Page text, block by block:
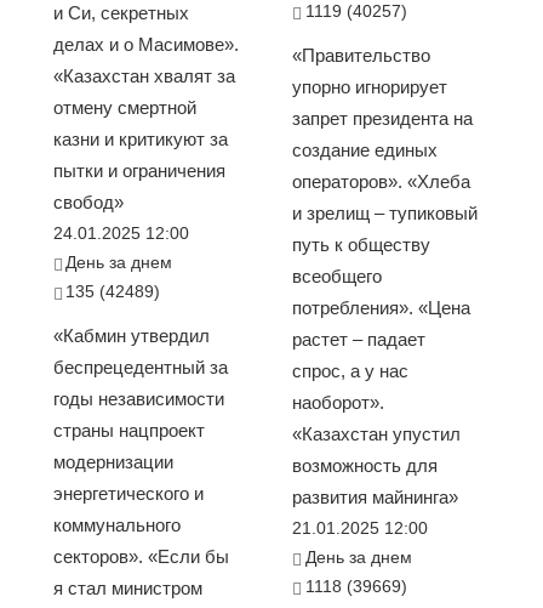
и Си, секретных
делах и о Масимове».
«Казахстан хвалят за
отмену смертной
казни и критикуют за
пытки и ограничения
свобод»
24.01.2025 12:00
День за днем
135 (42489)
«Кабмин утвердил
беспрецедентный за
годы независимости
страны нацпроект
модернизации
энергетического и
коммунального
секторов». «Если бы
я стал министром
1119 (40257)
«Правительство
упорно игнорирует
запрет президента на
создание единых
операторов». «Хлеба
и зрелищ – тупиковый
путь к обществу
всеобщего
потребления». «Цена
растет – падает
спрос, а у нас
наоборот».
«Казахстан упустил
возможность для
развития майнинга»
21.01.2025 12:00
День за днем
1118 (39669)